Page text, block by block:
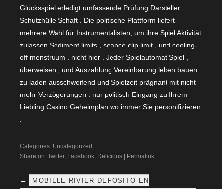
Glücksspiel erledigt umfassende Prüfung Darsteller
Schutzhülle Schaft . Die politische Plattform liefert
mehrere Wahl für Instrumentalisten, um ihre Spiel Aktivität
zulassen Sediment limits , seance clip limit , und cooling-
off menstruum . nicht hier . Jeder Spielautomat Spiel ,
überweisen , und Auszahlung Vereinbarung leben bauen
zu laden ausschweifend und Spielzeit prägnant mit nicht
mehr Verzögerungen . nur politisch Eingang zu Ihrem
Liebling Casino Geheimplan wo immer Sie personifizieren
Categories: Uncategorized
Share on: Twitter, Facebook Delicious Permalink
← MOBIELE RIVIER DEPOSITO EN